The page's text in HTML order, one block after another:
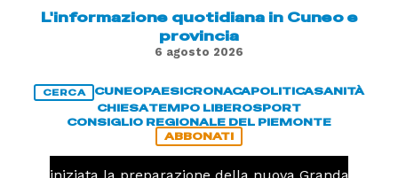
L'informazione quotidiana in Cuneo e
provincia
6 agosto 2026
CERCA CUNEOPAESICRONACAPOLITICASANITÀ
CHIESATEMPO LIBEROSPORT
CONSIGLIO REGIONALE DEL PIEMONTE
ABBONATI